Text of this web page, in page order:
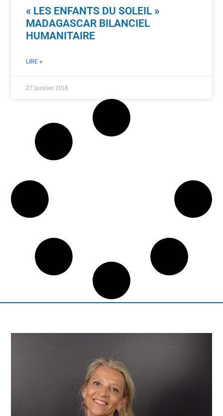
« LES ENFANTS DU SOLEIL »
MADAGASCAR BILANCIEL
HUMANITAIRE
LIRE +
27 janvier 2018